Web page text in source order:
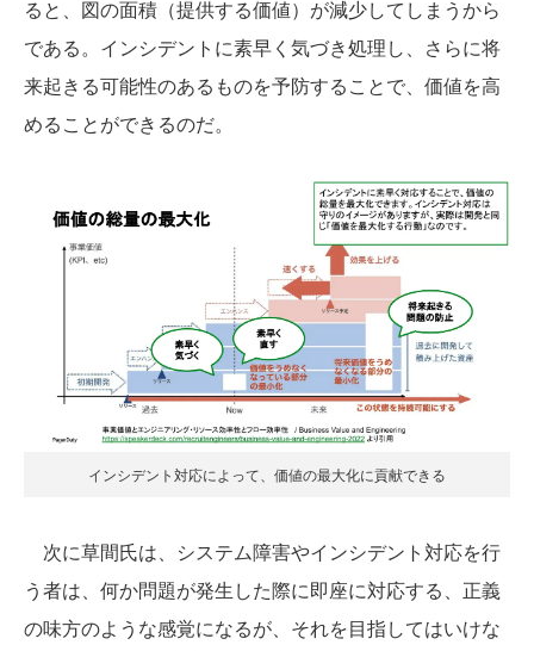
ると、図の面積（提供する価値）が減少してしまうから
である。インシデントに素早く気づき処理し、さらに将
来起きる可能性のあるものを予防することで、価値を高
めることができるのだ。
インシデント対応によって、価値の最大化に貢献できる
次に草間氏は、システム障害やインシデント対応を行
う者は、何か問題が発生した際に即座に対応する、正義
の味方のような感覚になるが、それを目指してはいけな